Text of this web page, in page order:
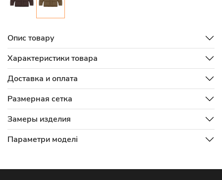
Опис товару
Характеристики товара
Доставка и оплата
Размерная сетка
Замеры изделия
Параметри моделі